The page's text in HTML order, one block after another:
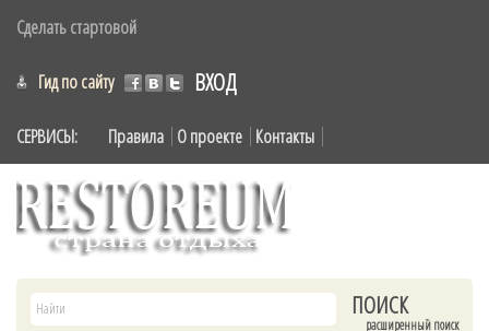
Сделать стартовой
ВХОД
Гид по сайту
СЕРВИСЫ: Правила О проекте Контакты
расширенный поиск